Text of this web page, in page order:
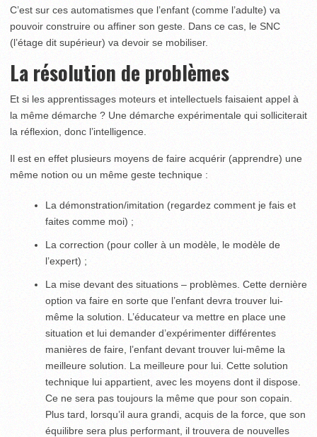
C’est sur ces automatismes que l’enfant (comme l’adulte) va
pouvoir construire ou affiner son geste. Dans ce cas, le SNC
(l’étage dit supérieur) va devoir se mobiliser.
La résolution de problèmes
Et si les apprentissages moteurs et intellectuels faisaient appel à
la même démarche ? Une démarche expérimentale qui solliciterait
la réflexion, donc l’intelligence.
Il est en effet plusieurs moyens de faire acquérir (apprendre) une
même notion ou un même geste technique :
La démonstration/imitation (regardez comment je fais et
faites comme moi) ;
La correction (pour coller à un modèle, le modèle de
l’expert) ;
La mise devant des situations – problèmes. Cette dernière
option va faire en sorte que l’enfant devra trouver lui-
même la solution. L’éducateur va mettre en place une
situation et lui demander d’expérimenter différentes
manières de faire, l’enfant devant trouver lui-même la
meilleure solution. La meilleure pour lui. Cette solution
technique lui appartient, avec les moyens dont il dispose.
Ce ne sera pas toujours la même que pour son copain.
Plus tard, lorsqu’il aura grandi, acquis de la force, que son
équilibre sera plus performant, il trouvera de nouvelles